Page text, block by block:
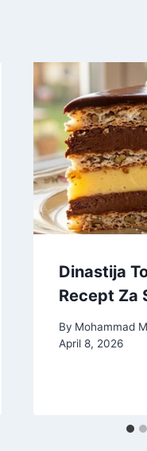
Dinastija
Recept Za
By Mohammad
April 8, 2026